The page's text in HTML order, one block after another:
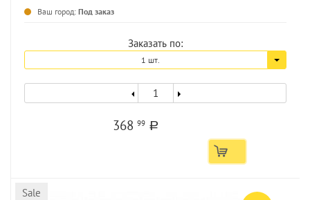
Ваш город: Под заказ
Заказать по:
1 шт.
36899 a
Sale